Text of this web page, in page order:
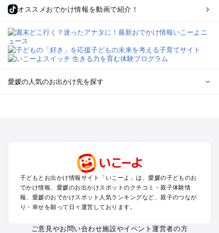
オススメおでかけ情報を動画で紹介！
愛媛の人気のお出かけ先を探す
西条・新居浜・東予・石鎚山のプールお出かけ
愛媛の定番お出かけスポット
愛媛の遊園地
愛媛の動物園
愛媛の釣り
子どもとお出かけ情報サイト「いこーよ」は、愛媛の子どものお
でかけ情報、愛媛のお出かけスポットのクチコミ・親子体験情
報、愛媛のおでかけスポット人気ランキングなど、親子のつなが
り・幸せを願って日々運営しております。
ご意見やお問い合わせ施設やイベント運営者の方